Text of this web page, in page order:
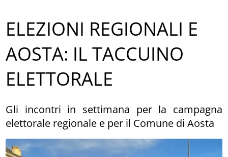
ELEZIONI REGIONALI E
AOSTA: IL TACCUINO
ELETTORALE
Gli incontri in settimana per la campagna
elettorale regionale e per il Comune di Aosta